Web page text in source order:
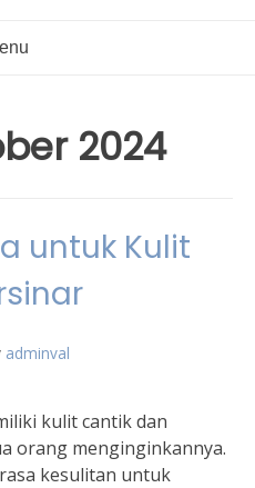
2024
untuk Kulit
adminval
kulit cantik dan
orang menginginkannya.
kesulitan untuk